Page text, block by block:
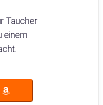
Taucher
einem